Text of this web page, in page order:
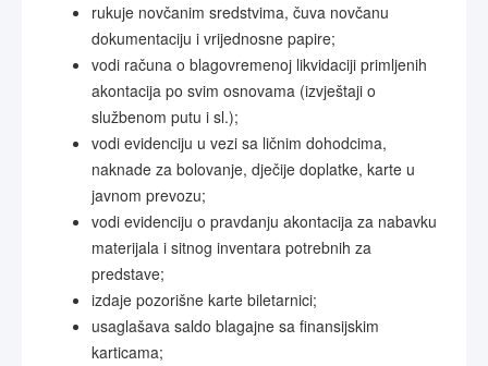
rukuje novčanim sredstvima, čuva novčanu
dokumentaciju i vrijednosne papire;
vodi računa o blagovremenoj likvidaciji primljenih
akontacija po svim osnovama (izvještaji o
službenom putu i sl.);
vodi evidenciju u vezi sa ličnim dohodcima,
naknade za bolovanje, dječije doplatke, karte u
javnom prevozu;
vodi evidenciju o pravdanju akontacija za nabavku
materijala i sitnog inventara potrebnih za
predstave;
izdaje pozorišne karte biletarnici;
usaglašava saldo blagajne sa finansijskim
karticama;